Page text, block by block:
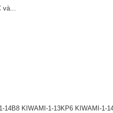
và...
KIWAMI-1-13KP6 KIWAMI-1-